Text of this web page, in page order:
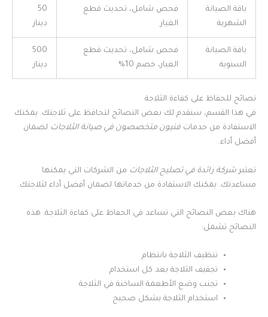
باقة الصيانة
الشهرية
فحص شامل، تحديث قطع
الغيار
50
دينار
باقة الصيانة
السنوية
فحص شامل، تحديث قطع
الغيار، خصم 10%
500
دينار
نصائح للحفاظ على كفاءة الثلاجة
في هذا القسم، سنقدم لك بعض النصائح لتحافظ على ثلاجتك. يمكنك
الاستفادة من خدمات فنيون متخصصون في صيانة الثلاجات لضمان
أفضل أداء.
تعتبر شركة رائدة في تصليح الثلاجات من الشركات التي يمكنها
مساعدتك. يمكنك الاستفادة من خدماتها لضمان أفضل أداء لثلاجتك.
هناك بعض النصائح التي تساعد في الحفاظ على كفاءة الثلاجة. هذه
النصائح تشمل:
تنظيف الثلاجة بانتظام
تجفيف الثلاجة بعد كل استخدام
تجنب وضع الأطعمة الساخنة في الثلاجة
استخدام الثلاجة بشكل صحيح